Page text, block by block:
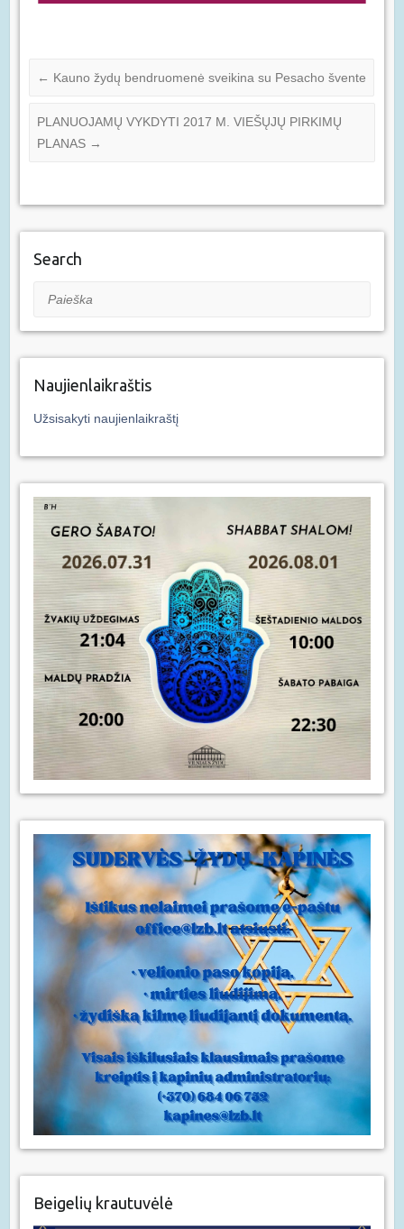
← Kauno žydų bendruomenė sveikina su Pesacho švente
PLANUOJAMŲ VYKDYTI 2017 M. VIEŠŲJŲ PIRKIMŲ
PLANAS →
Search
Paieška
Naujienlaikraštis
Užsisakyti naujienlaikraštį
Beigelių krautuvėlė